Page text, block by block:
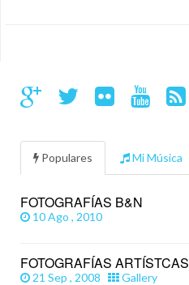
Populares Mi Música
FOTOGRAFÍAS B&N
10 Ago , 2010
FOTOGRAFÍAS ARTÍSTCAS
21 Sep , 2008 Gallery